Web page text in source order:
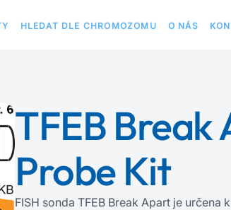
HLEDAT DLE CHROMOZOMU O NÁS
TFEB Break
Probe Kit
FISH sonda TFEB Break Apart je určena